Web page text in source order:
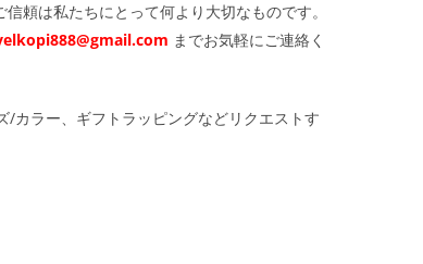
頼は私たちにとって何より大切なものです。
までお気軽にご連絡く
カラー、ギフトラッピングなどリクエストす